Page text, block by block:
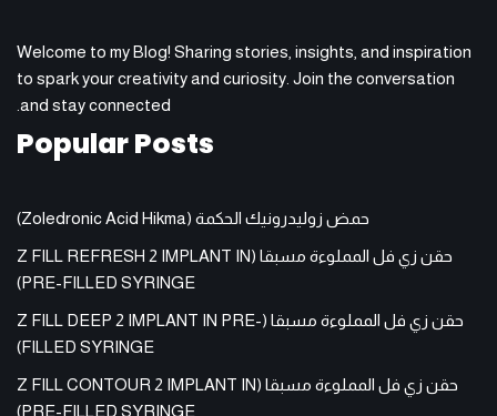
Welcome to my Blog! Sharing stories, insights, and inspiration
to spark your creativity and curiosity. Join the conversation
and stay connected.
Popular Posts
حمض زوليدرونيك الحكمة (Zoledronic Acid Hikma)
حقن زي فل المملوءة مسبقا (Z FILL REFRESH 2 IMPLANT IN
PRE-FILLED SYRINGE)
حقن زي فل المملوءة مسبقا (Z FILL DEEP 2 IMPLANT IN PRE-
FILLED SYRINGE)
حقن زي فل المملوءة مسبقا (Z FILL CONTOUR 2 IMPLANT IN
PRE-FILLED SYRINGE)